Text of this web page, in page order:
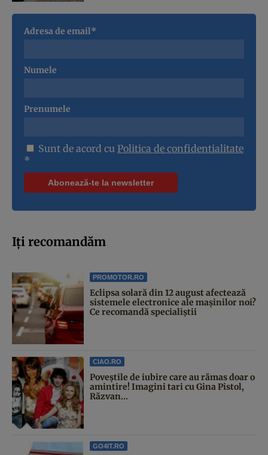
Adresa de email*
Numele
Prenumele
Sunt de acord cu Politica de confidentialitate
*
Iți recomandăm
PROMOTOR.RO
Eclipsa solară din 12 august afectează
sistemele electronice ale mașinilor noi?
Ce recomandă specialiștii
CIAO.RO
Poveştile de iubire care au rămas doar o
amintire! Imagini tari cu Gina Pistol,
Răzvan...
GO4IT.RO